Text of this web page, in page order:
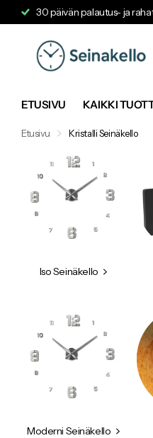
30 päivän palautus- ja
ETUSIVU KAIKKI
Etusivu Kristalli Seinäkello
Iso Seinäkello
Moderni Seinäkello